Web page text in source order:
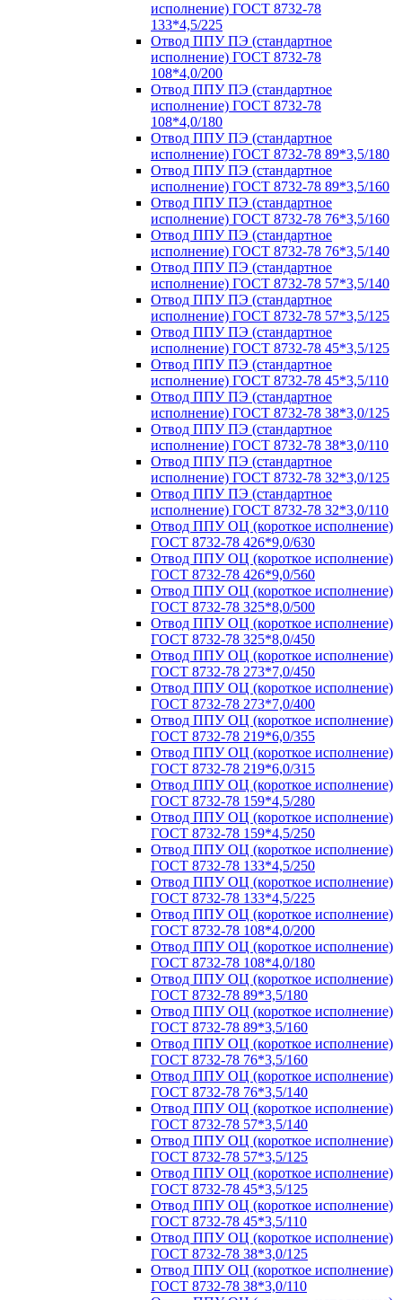
исполнение) ГОСТ 8732-78
133*4,5/225
Отвод ППУ ПЭ (стандартное
исполнение) ГОСТ 8732-78
108*4,0/200
Отвод ППУ ПЭ (стандартное
исполнение) ГОСТ 8732-78
108*4,0/180
Отвод ППУ ПЭ (стандартное
исполнение) ГОСТ 8732-78 89*3,5/180
Отвод ППУ ПЭ (стандартное
исполнение) ГОСТ 8732-78 89*3,5/160
Отвод ППУ ПЭ (стандартное
исполнение) ГОСТ 8732-78 76*3,5/160
Отвод ППУ ПЭ (стандартное
исполнение) ГОСТ 8732-78 76*3,5/140
Отвод ППУ ПЭ (стандартное
исполнение) ГОСТ 8732-78 57*3,5/140
Отвод ППУ ПЭ (стандартное
исполнение) ГОСТ 8732-78 57*3,5/125
Отвод ППУ ПЭ (стандартное
исполнение) ГОСТ 8732-78 45*3,5/125
Отвод ППУ ПЭ (стандартное
исполнение) ГОСТ 8732-78 45*3,5/110
Отвод ППУ ПЭ (стандартное
исполнение) ГОСТ 8732-78 38*3,0/125
Отвод ППУ ПЭ (стандартное
исполнение) ГОСТ 8732-78 38*3,0/110
Отвод ППУ ПЭ (стандартное
исполнение) ГОСТ 8732-78 32*3,0/125
Отвод ППУ ПЭ (стандартное
исполнение) ГОСТ 8732-78 32*3,0/110
Отвод ППУ ОЦ (короткое исполнение)
ГОСТ 8732-78 426*9,0/630
Отвод ППУ ОЦ (короткое исполнение)
ГОСТ 8732-78 426*9,0/560
Отвод ППУ ОЦ (короткое исполнение)
ГОСТ 8732-78 325*8,0/500
Отвод ППУ ОЦ (короткое исполнение)
ГОСТ 8732-78 325*8,0/450
Отвод ППУ ОЦ (короткое исполнение)
ГОСТ 8732-78 273*7,0/450
Отвод ППУ ОЦ (короткое исполнение)
ГОСТ 8732-78 273*7,0/400
Отвод ППУ ОЦ (короткое исполнение)
ГОСТ 8732-78 219*6,0/355
Отвод ППУ ОЦ (короткое исполнение)
ГОСТ 8732-78 219*6,0/315
Отвод ППУ ОЦ (короткое исполнение)
ГОСТ 8732-78 159*4,5/280
Отвод ППУ ОЦ (короткое исполнение)
ГОСТ 8732-78 159*4,5/250
Отвод ППУ ОЦ (короткое исполнение)
ГОСТ 8732-78 133*4,5/250
Отвод ППУ ОЦ (короткое исполнение)
ГОСТ 8732-78 133*4,5/225
Отвод ППУ ОЦ (короткое исполнение)
ГОСТ 8732-78 108*4,0/200
Отвод ППУ ОЦ (короткое исполнение)
ГОСТ 8732-78 108*4,0/180
Отвод ППУ ОЦ (короткое исполнение)
ГОСТ 8732-78 89*3,5/180
Отвод ППУ ОЦ (короткое исполнение)
ГОСТ 8732-78 89*3,5/160
Отвод ППУ ОЦ (короткое исполнение)
ГОСТ 8732-78 76*3,5/160
Отвод ППУ ОЦ (короткое исполнение)
ГОСТ 8732-78 76*3,5/140
Отвод ППУ ОЦ (короткое исполнение)
ГОСТ 8732-78 57*3,5/140
Отвод ППУ ОЦ (короткое исполнение)
ГОСТ 8732-78 57*3,5/125
Отвод ППУ ОЦ (короткое исполнение)
ГОСТ 8732-78 45*3,5/125
Отвод ППУ ОЦ (короткое исполнение)
ГОСТ 8732-78 45*3,5/110
Отвод ППУ ОЦ (короткое исполнение)
ГОСТ 8732-78 38*3,0/125
Отвод ППУ ОЦ (короткое исполнение)
ГОСТ 8732-78 38*3,0/110